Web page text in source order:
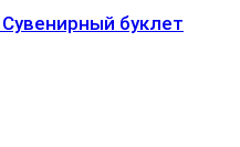
буклет